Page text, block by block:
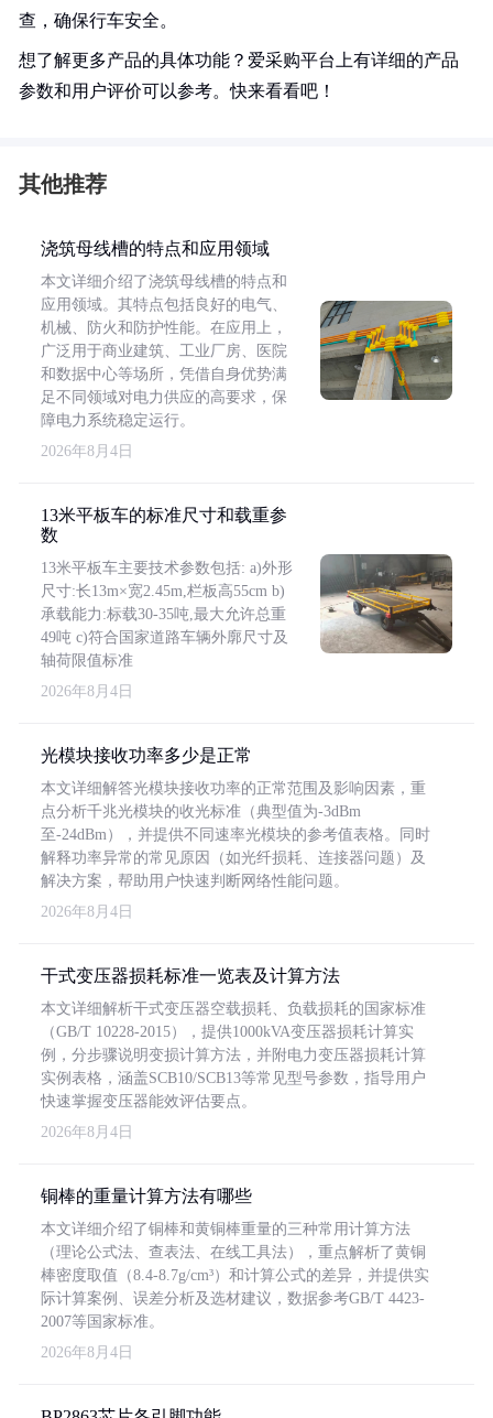
查，确保行车安全。
想了解更多产品的具体功能？爱采购平台上有详细的产品
参数和用户评价可以参考。快来看看吧！
其他推荐
浇筑母线槽的特点和应用领域
本文详细介绍了浇筑母线槽的特点和
应用领域。其特点包括良好的电气、
机械、防火和防护性能。在应用上，
广泛用于商业建筑、工业厂房、医院
和数据中心等场所，凭借自身优势满
足不同领域对电力供应的高要求，保
障电力系统稳定运行。
2026年8月4日
13米平板车的标准尺寸和载重参
数
13米平板车主要技术参数包括: a)外形
尺寸:长13m×宽2.45m,栏板高55cm b)
承载能力:标载30-35吨,最大允许总重
49吨 c)符合国家道路车辆外廓尺寸及
轴荷限值标准
2026年8月4日
光模块接收功率多少是正常
本文详细解答光模块接收功率的正常范围及影响因素，重
点分析千兆光模块的收光标准（典型值为-3dBm
至-24dBm），并提供不同速率光模块的参考值表格。同时
解释功率异常的常见原因（如光纤损耗、连接器问题）及
解决方案，帮助用户快速判断网络性能问题。
2026年8月4日
干式变压器损耗标准一览表及计算方法
本文详细解析干式变压器空载损耗、负载损耗的国家标准
（GB/T 10228-2015），提供1000kVA变压器损耗计算实
例，分步骤说明变损计算方法，并附电力变压器损耗计算
实例表格，涵盖SCB10/SCB13等常见型号参数，指导用户
快速掌握变压器能效评估要点。
2026年8月4日
铜棒的重量计算方法有哪些
本文详细介绍了铜棒和黄铜棒重量的三种常用计算方法
（理论公式法、查表法、在线工具法），重点解析了黄铜
棒密度取值（8.4-8.7g/cm³）和计算公式的差异，并提供实
际计算案例、误差分析及选材建议，数据参考GB/T 4423-
2007等国家标准。
2026年8月4日